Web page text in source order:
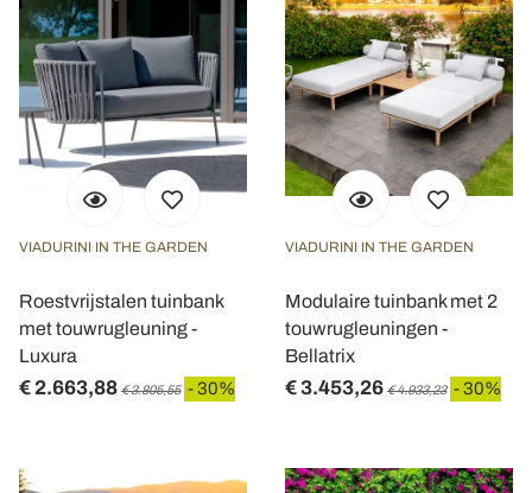
VIADURINI IN THE GARDEN
Roestvrijstalen tuinbank
met touwrugleuning -
Luxura
€ 2.663,88 € 3.805,55 - 30%
VIADURINI IN THE GARDEN
Modulaire tuinbank met 2
touwrugleuningen -
Bellatrix
€ 3.453,26 € 4.933,23 - 30%